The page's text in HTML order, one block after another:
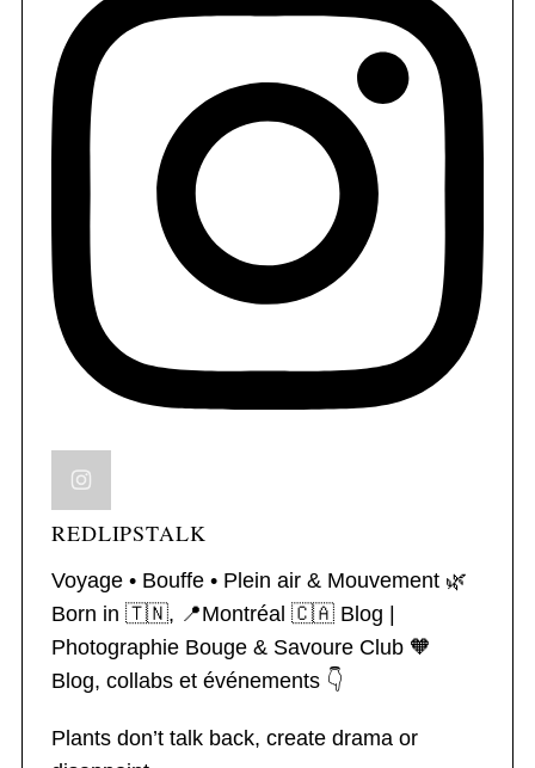
REDLIPSTALK
Voyage • Bouffe • Plein air & Mouvement 🌿
Born in 🇹🇳, 📍Montréal 🇨🇦Blog |
PhotographieBouge & Savoure Club 🧡
Blog, collabs et événements 👇
Plants don’t talk back, create drama or